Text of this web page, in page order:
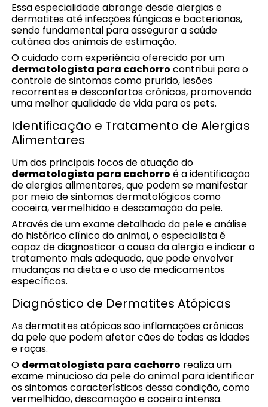
Essa especialidade abrange desde alergias e
dermatites até infecções fúngicas e bacterianas,
sendo fundamental para assegurar a saúde
cutânea dos animais de estimação.
O cuidado com experiência oferecido por um
dermatologista para cachorro contribui para o
controle de sintomas como prurido, lesões
recorrentes e desconfortos crônicos, promovendo
uma melhor qualidade de vida para os pets.
Identificação e Tratamento de Alergias
Alimentares
Um dos principais focos de atuação do
dermatologista para cachorro é a identificação
de alergias alimentares, que podem se manifestar
por meio de sintomas dermatológicos como
coceira, vermelhidão e descamação da pele.
Através de um exame detalhado da pele e análise
do histórico clínico do animal, o especialista é
capaz de diagnosticar a causa da alergia e indicar o
tratamento mais adequado, que pode envolver
mudanças na dieta e o uso de medicamentos
específicos.
Diagnóstico de Dermatites Atópicas
As dermatites atópicas são inflamações crônicas
da pele que podem afetar cães de todas as idades
e raças.
O dermatologista para cachorro realiza um
exame minucioso da pele do animal para identificar
os sintomas característicos dessa condição, como
vermelhidão, descamação e coceira intensa.